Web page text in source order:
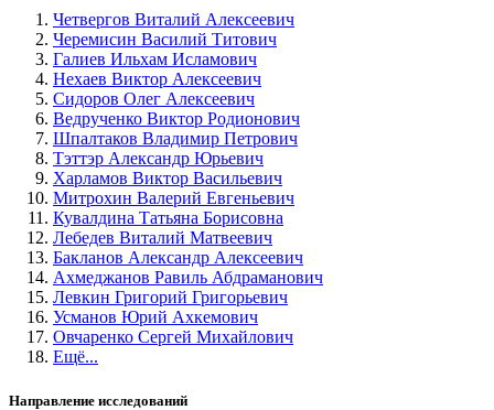
Четвергов Виталий Алексеевич
Черемисин Василий Титович
Галиев Ильхам Исламович
Нехаев Виктор Алексеевич
Сидоров Олег Алексеевич
Ведрученко Виктор Родионович
Шпалтаков Владимир Петрович
Тэттэр Александр Юрьевич
Харламов Виктор Васильевич
Митрохин Валерий Евгеньевич
Кувалдина Татьяна Борисовна
Лебедев Виталий Матвеевич
Бакланов Александр Алексеевич
Ахмеджанов Равиль Абдраманович
Левкин Григорий Григорьевич
Усманов Юрий Ахкемович
Овчаренко Сергей Михайлович
Ещё...
Направление исследований